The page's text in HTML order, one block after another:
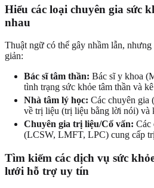
Hiểu các loại chuyên gia sức
nhau
Thuật ngữ có thể gây nhầm lẫn,
giản:
Bác sĩ tâm thần: Bác sĩ y khoa
tình trạng sức khỏe tâm thần và
Nhà tâm lý học: Các chuyên gia
về trị liệu (trị liệu bằng lời nói) và
Chuyên gia trị liệu/Cố vấn: Các
(LCSW, LMFT, LPC) cung cấp
Tìm kiếm các dịch vụ sức
lưới hỗ trợ uy tín